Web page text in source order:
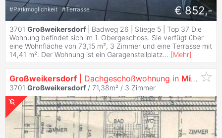
#Parkmöglichkeit #Terrasse € 852,-
3701 Großweikersdorf | Badweg 26 | Stiege 5 | Top 37 Die
Wohnung befindet sich im 1. Obergeschoss. Sie verfügt über
eine Wohnfläche von 73,15 m², 3 Zimmer und eine Terrasse mit
14,41 m². Der Wohnung ist ein Garagenstellplatz... [Mehr]
Großweikersdorf | Dachgeschoßwohnung in Miete |
3701 Großweikersdorf / 71,38m² / 3 Zimmer